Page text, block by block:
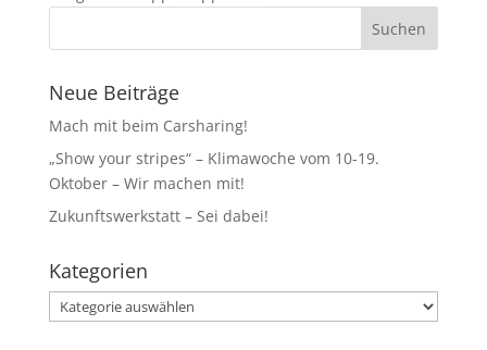
Neue Beiträge
Mach mit beim Carsharing!
„Show your stripes“ – Klimawoche vom 10-19.
Oktober – Wir machen mit!
Zukunftswerkstatt – Sei dabei!
Kategorien
Kategorien